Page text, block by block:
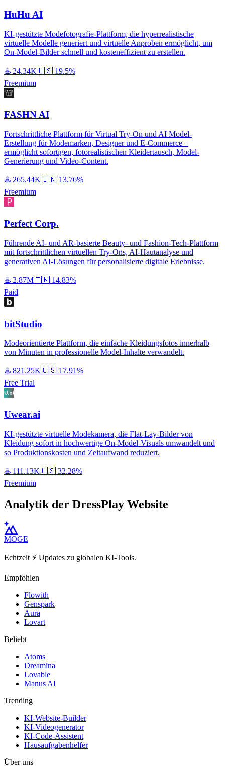
HuHu AI
KI-gestützte Modefotografie-Plattform, die hyperrealistische
virtuelle Modelle generiert und virtuelle Anproben ermöglicht, um
On-Model-Bilder schnell und kosteneffizient zu erstellen.
♨️ 24.34K🇺🇸 19.5%
Freemium
FASHN AI
Fortschrittliche Plattform für Virtual Try-On und AI Model-
Erstellung für Modemarken, Designer und E-Commerce –
ermöglicht sofortigen, fotorealistischen Kleidertausch, Model-
Generierung und Video-Content.
♨️ 265.44K🇮🇳 13.76%
Freemium
Perfect Corp.
Führende AI- und AR-basierte Beauty- und Fashion-Tech-Plattform
mit fortschrittlichen virtuellen Try-Ons, AI-Hautanalyse und
generativen AI-Lösungen für personalisierte digitale Erlebnisse.
♨️ 2.87M🇹🇼 14.83%
Paid
bitStudio
Modeorientierte Plattform, die einfache Kleidungsfotos innerhalb
von Minuten in professionelle Model-Inhalte verwandelt.
♨️ 821.25K🇺🇸 17.91%
Free Trial
Uwear.ai
KI-gestützte virtuelle Modekamera, die Flat-Lay-Bilder von
Kleidung sofort in hochwertige On-Model-Visuals umwandelt und
so Produktionskosten und Zeitaufwand reduziert.
♨️ 111.13K🇺🇸 32.28%
Freemium
Analytik der DressPlay Website
MOGE
Echtzeit ⚡️ Updates zu globalen KI-Tools.
Empfohlen
Flowith
Genspark
Aura
Lovart
Beliebt
Atoms
Dreamina
Lovable
Manus AI
Trending
KI-Website-Builder
KI-Videogenerator
KI-Code-Assistent
Hausaufgabenhelfer
Über uns